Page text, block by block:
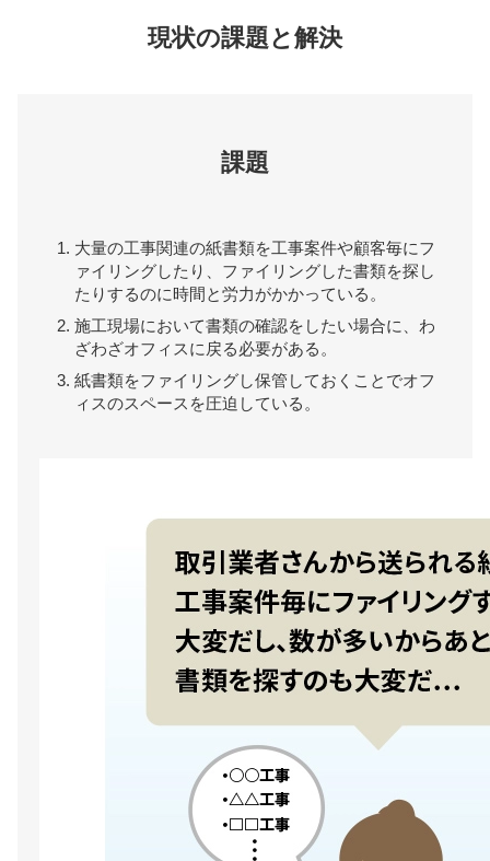
現状の課題と解決
課題
大量の工事関連の紙書類を工事案件や顧客毎にフ
ァイリングしたり、ファイリングした書類を探し
たりするのに時間と労力がかかっている。
施工現場において書類の確認をしたい場合に、わ
ざわざオフィスに戻る必要がある。
紙書類をファイリングし保管しておくことでオフ
ィスのスペースを圧迫している。